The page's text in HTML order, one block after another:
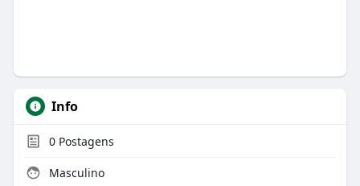
Info
0Postagens
Masculino